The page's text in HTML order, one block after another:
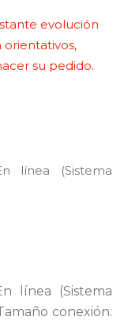
evolución
orientativos,
su pedido.
línea (Sistema
línea (Sistema
conexión: